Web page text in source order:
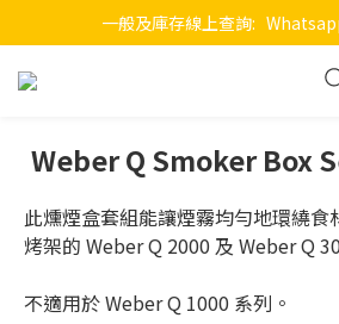
一般及庫存線上查詢:
Weber Q Smoker Box
此燻煙盒套組能讓煙霧均勻地環繞
烤架的 Weber Q 2000 及 Weber Q
不適用於 Weber Q 1000 系列。